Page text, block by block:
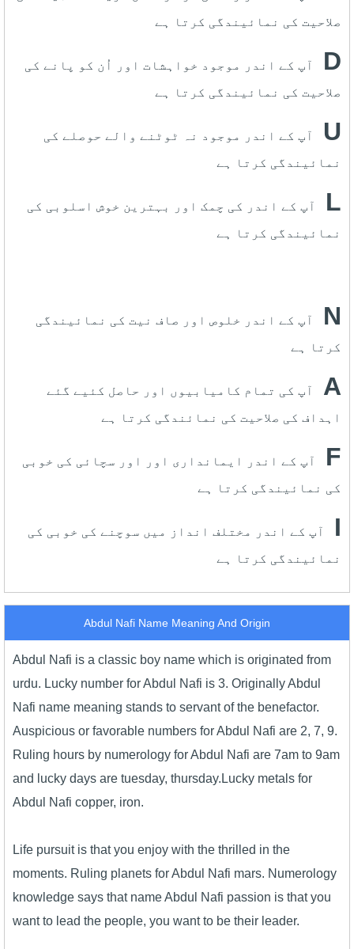
صلاحیت کی نمائیندگی کرتا ہے
D
آپ کے اندر موجود خواہشات اور اُن کو پانے کی
صلاحیت کی نمائیندگی کرتا ہے
U
آپ کے اندر موجود نہ ٹوٹنے والے حوصلے کی
نمائیندگی کرتا ہے
L
آپ کے اندر کی چمک اور بہترین خوش اسلوبی کی
نمائیندگی کرتا ہے
N
آپ کے اندر خلوص اور صاف نیت کی نمائیندگی
کرتا ہے
A
آپ کی تمام کامیابیوں اور حاصل کئیے گئے
اہداف کی صلاحیت کی نمائندگی کرتا ہے
F
آپ کے اندر ایمانداری اور اور سچائی کی خوبی
کی نمائیندگی کرتا ہے
I
آپ کے اندر مختلف انداز میں سوچنے کی خوبی کی
نمائیندگی کرتا ہے
Abdul Nafi Name Meaning And Origin
Abdul Nafi is a classic boy name which is originated from
urdu. Lucky number for Abdul Nafi is 3. Originally Abdul
Nafi name meaning stands to servant of the benefactor.
Auspicious or favorable numbers for Abdul Nafi are 2, 7, 9.
Ruling hours by numerology for Abdul Nafi are 7am to 9am
and lucky days are tuesday, thursday.Lucky metals for
Abdul Nafi copper, iron.
Life pursuit is that you enjoy with the thrilled in the
moments. Ruling planets for Abdul Nafi mars. Numerology
knowledge says that name Abdul Nafi passion is that you
want to lead the people, you want to be their leader.